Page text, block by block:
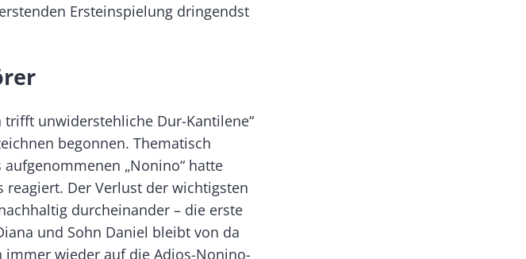
Erst­einspielung dringendst
unwiderstehliche Dur-Kantilene“
begonnen. Thematisch
„Nonino“ hatte
reagiert. Der Verlust der wichtigsten
durcheinander – die erste
und Sohn Daniel bleibt von da
immer wieder auf die Adios-Nonino-